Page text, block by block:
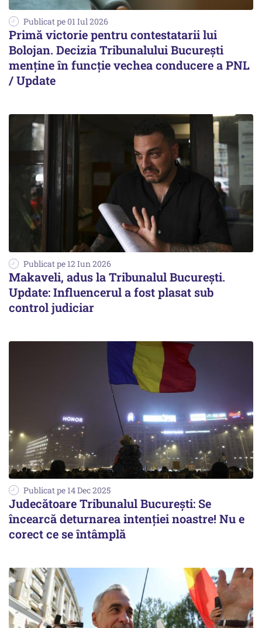
Publicat pe 01 Iul 2026
Primă victorie pentru contestatarii lui
Bolojan. Decizia Tribunalului București
menține în funcție vechea conducere a PNL
/ Update
Publicat pe 12 Iun 2026
Makaveli, adus la Tribunalul București.
Update: Influencerul a fost plasat sub
control judiciar
Publicat pe 14 Dec 2025
Judecătoare Tribunalul București: Se
încearcă deturnarea intenției noastre! Nu e
corect ce se întâmplă